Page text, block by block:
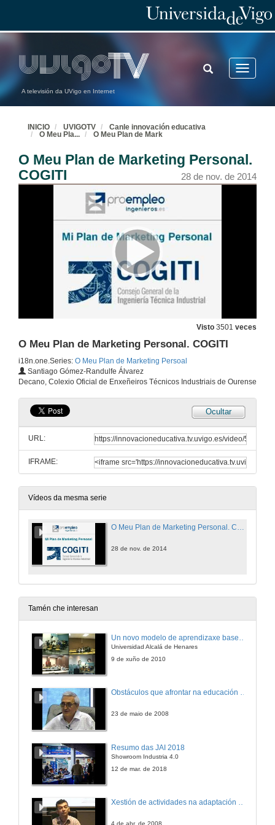
A televisión da UVigo en Internet
Toggle
TOGGLE
SEARCH
INICIO UVIGOTV
Canle innovación educativa
O Meu Pla... O Meu Plan de Mark
O Meu Plan de Marketing Personal.
COGITI
28 de nov. de 2014
Visto 3501 veces
O Meu Plan de Marketing Personal. COGITI
i18n.one.Series: O Meu Plan de Marketing Persoal
Santiago Gómez-Randulfe Álvarez
Decano, Colexio Oficial de Enxeñeiros Técnicos Industriais de Ourense
Ocultar
URL:
IFRAME:
Vídeos da mesma serie
O Meu Plan de Marketing Personal. COGITI
28 de nov. de 2014
Tamén che interesan
Universidad Alcalá de Henares
9 de xuño de 2010
Obstáculos que afrontar na educación científica universitaria de calidade
23 de maio de 2008
Resumo das JAI 2018
Showroom Industria 4.0
12 de mar. de 2018
Xestión de actividades na adaptación de materias ao EEES
4 de abr. de 2008